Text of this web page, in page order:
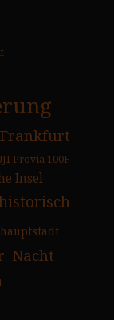
Frankfurt
Provia 100F
Insel
Nacht